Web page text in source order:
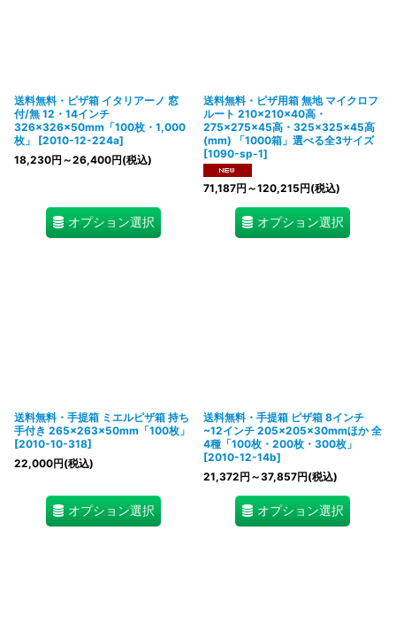
送料無料・ピザ箱 イタリアーノ 窓
付/無 12・14インチ
326×326×50mm「100枚・1,000
枚」
[2010-12-224a]
18,230円 ～26,400円(税込)
オプション選択
送料無料・ピザ用箱 無地 マイクロフ
ルート 210×210×40高・
275×275×45高・325×325×45高
(mm) 「1000箱」選べる全3サイズ
[1090-sp-1]
71,187円 ～120,215円(税込)
オプション選択
送料無料・手提箱 ミエルピザ箱 持ち
手付き 265×263×50mm「100枚」
[2010-10-318]
22,000円(税込)
オプション選択
送料無料・手提箱 ピザ箱 8インチ
~12インチ 205×205×30mmほか 全
4種「100枚・200枚・300枚」
[2010-12-14b]
21,372円 ～37,857円(税込)
オプション選択